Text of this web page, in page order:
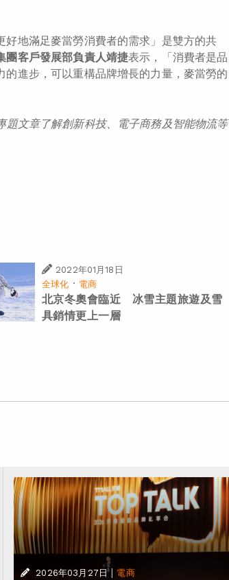
地滿足麥當勞消費者的需求」是雙方的共
團客戶發展部負責人靖捷表示，「消費者是品
進步，可以重構品牌增長的力量，麥當勞的
題文章了解創新科技、 電子商務及智能物流等
2022年01月18日
全球化 · 電商
北京冬奧會臨近 冰雪主題旅遊及雪
具銷情更上一層
2026年03月27日 | 電商